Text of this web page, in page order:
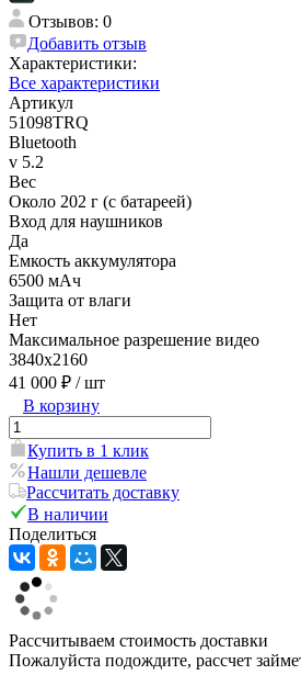
Отзывов: 0
Добавить отзыв
Характеристики:
Все характеристики
Артикул
51098TRQ
Bluetooth
v 5.2
Вес
Около 202 г (с батареей)
Вход для наушников
Да
Емкость аккумулятора
6500 мAч
Защита от влаги
Нет
Максимальное разрешение видео
3840x2160
41 000 ₽ / шт
В корзину
Купить в 1 клик
Нашли дешевле
Рассчитать доставку
В наличии
Поделиться
Рассчитываем стоимость доставки
Пожалуйста подождите, рассчет